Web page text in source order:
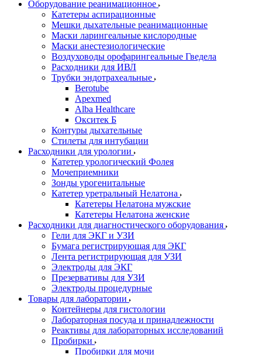
Оборудование реанимационное
Катетеры аспирационные
Мешки дыхательные реанимационные
Маски ларингеальные кислородные
Маски анестезиологические
Воздуховоды орофарингеальные Гведела
Расходники для ИВЛ
Трубки эндотрахеальные
Berotube
Apexmed
Alba Healthcare
Окситек Б
Контуры дыхательные
Стилеты для интубации
Расходники для урологии
Катетер урологический Фолея
Мочеприемники
Зонды урогенитальные
Катетер уретральный Нелатона
Катетеры Нелатона мужские
Катетеры Нелатона женские
Расходники для диагностического оборудования
Гели для ЭКГ и УЗИ
Бумага регистрирующая для ЭКГ
Лента регистрирующая для УЗИ
Электроды для ЭКГ
Презервативы для УЗИ
Электроды процедурные
Товары для лаборатории
Контейнеры для гистологии
Лабораторная посуда и принадлежности
Реактивы для лабораторных исследований
Пробирки
Пробирки для мочи